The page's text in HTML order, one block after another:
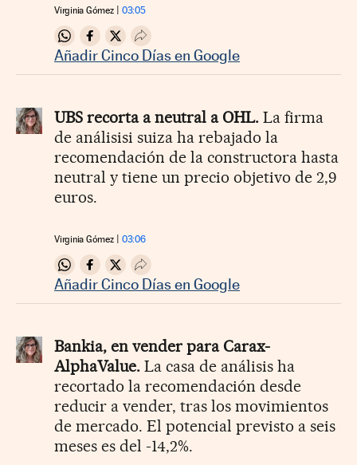
Virginia Gómez 03:05
Compartir en Whatsapp
Compartir en Facebook
Compartir en Twitter
Desplegar Redes Sociales
Añadir Cinco Días en Google
UBS recorta a neutral a OHL. La firma
de análisisi suiza ha rebajado la
recomendación de la constructora hasta
neutral y tiene un precio objetivo de 2,9
euros.
Virginia Gómez 03:06
Compartir en Whatsapp
Compartir en Facebook
Compartir en Twitter
Desplegar Redes Sociales
Añadir Cinco Días en Google
Bankia, en vender para Carax-
AlphaValue. La casa de análisis ha
recortado la recomendación desde
reducir a vender, tras los movimientos
de mercado. El potencial previsto a seis
meses es del -14,2%.